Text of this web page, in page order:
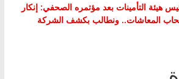
هيئة التأمينات بعد مؤتمره الصحفي: إنكار
المعاشات.. ونطالب بكشف الشركة